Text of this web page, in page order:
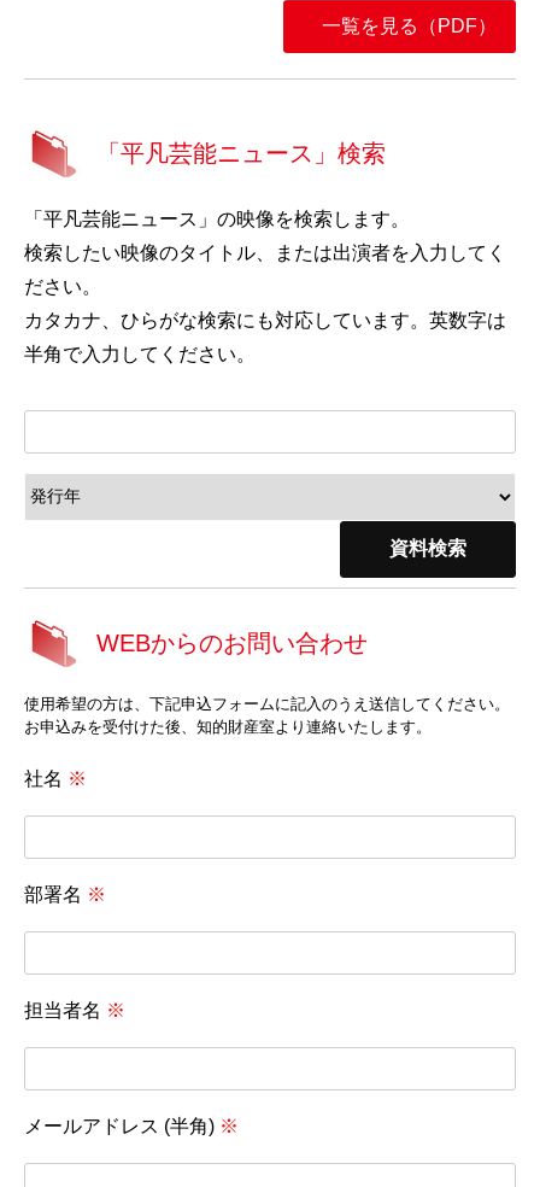
一覧を見る（PDF）
「平凡芸能ニュース」検索
「平凡芸能ニュース」の映像を検索します。
検索したい映像のタイトル、または出演者を入力してく
ださい。
カタカナ、ひらがな検索にも対応しています。英数字は
半角で入力してください。
資料検索
WEBからのお問い合わせ
使用希望の方は、下記申込フォームに記入のうえ送信してください。
お申込みを受付けた後、知的財産室より連絡いたします。
社名 ※
部署名 ※
担当者名 ※
メールアドレス (半角) ※